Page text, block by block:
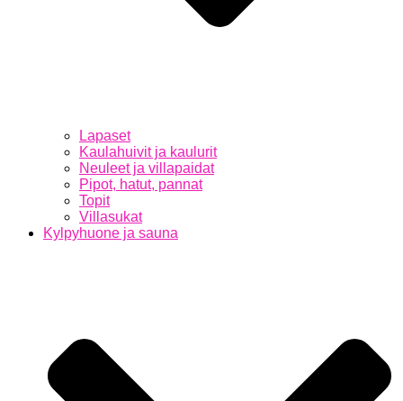
Lapaset
Kaulahuivit ja kaulurit
Neuleet ja villapaidat
Pipot, hatut, pannat
Topit
Villasukat
Kylpyhuone ja sauna